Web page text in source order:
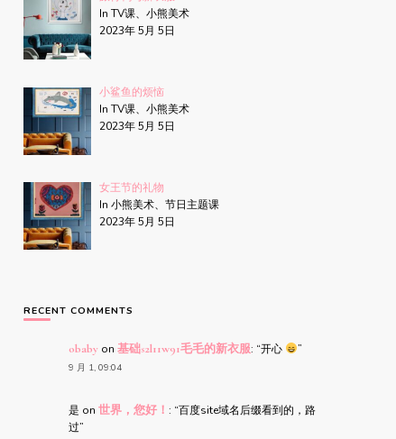
In TV课、小熊美术
2023年 5月 5日
小鲨鱼的烦恼
In TV课、小熊美术
2023年 5月 5日
女王节的礼物
In 小熊美术、节日主题课
2023年 5月 5日
RECENT COMMENTS
obabyon 基础s2l11w91毛毛的新衣服: “开心 ”
9 月 1, 09:04
是 on 世界，您好！ : “百度site域名后缀看到的，路
过”